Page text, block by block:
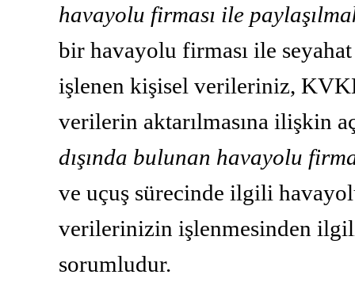
havayolu firması ile
bir havayolu firması ile
işlenen kişisel verileriniz,
verilerin aktarılmasına ilişkin
dışında bulunan havayolu
ve uçuş sürecinde ilgili
verilerinizin işlenmesinden
sorumludur.